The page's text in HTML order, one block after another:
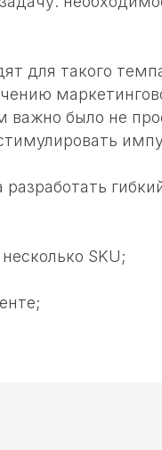
для такого
было не
разработать
SKU;